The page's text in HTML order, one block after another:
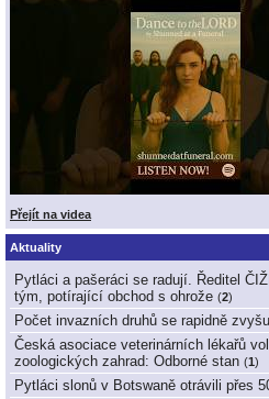
Přejít na videa
Aktuality
Pytláci a pašeráci se radují. Ředitel
tým, potírající obchod s ohrože (2)
Počet invazních druhů se rapidně
Česká asociace veterinárních lékařů
zoologických zahrad: Odborné stan (1)
Pytláci slonů v Botswaně otrávili přes